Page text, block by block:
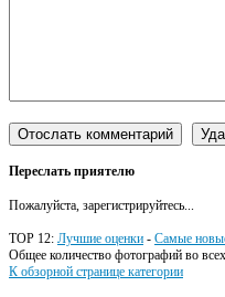
Переслать приятелю
Пожалуйста, зарегистрируйтесь...
TOP 12: Лучшие оценки - Самые
Общее количество фотографий во
К обзорной странице категории